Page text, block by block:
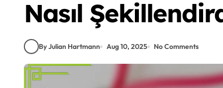
Nasıl
By Julian Hartmann Aug 10, 2025 No Comments